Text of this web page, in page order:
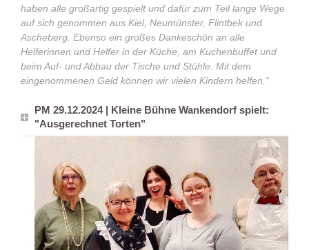
haben alle großartig gespielt und dafür zum Teil lange Wege
auf sich genommen aus Kiel, Neumünster, Flintbek und
Ascheberg. Ebenso ein großes Dankeschön an alle
Helferinnen und Helfer in der Küche, am Kuchenbuffet und
beim Auf- und Abbau der Tische und Stühle. Mit dem
eingenommenen Geld können wir vielen Kindern helfen.“
PM 29.12.2024 | Kleine Bühne Wankendorf spielt:
"Ausgerechnet Torten"